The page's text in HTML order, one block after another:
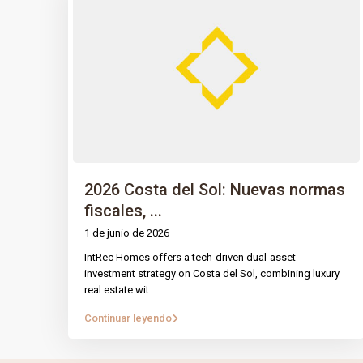
2026 Costa del Sol: Nuevas normas
fiscales, ...
1 de junio de 2026
IntRec Homes offers a tech-driven dual-asset
investment strategy on Costa del Sol, combining luxury
real estate wit ...
Continuar leyendo
IntRec Homesconecta el mundo
inmobiliario con el emprendimiento.
propiedades y startups, creando valor con
PÁGINAS